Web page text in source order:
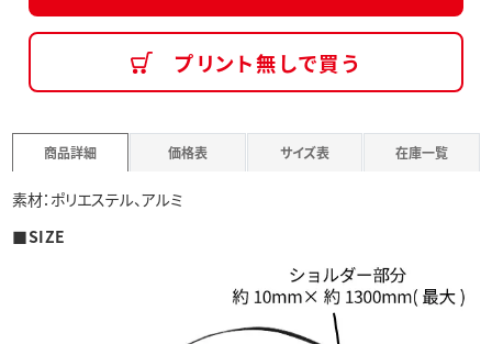
プリント無しで買う
商品詳細 価格表 サイズ表 在庫一覧
素材：ポリエステル、アルミ
■SIZE